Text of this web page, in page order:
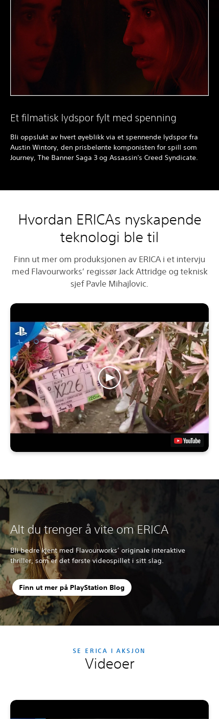
Et filmatisk lydspor fylt med spenning
Bli oppslukt av hvert øyeblikk via et spennende lydspor fra
Austin Wintory, den prisbelønte komponisten for spill som
Journey, The Banner Saga 3 og Assassin's Creed Syndicate.
Hvordan ERICAs nyskapende
teknologi ble til
Finn ut mer om produksjonen av ERICA i et intervju
med Flavourworks’ regissør Jack Attridge og teknisk
sjef Pavle Mihajlovic.
Alt du trenger å vite om ERICA
Bli bedre kjent med Flavourworks’ originale interaktive
thriller, som er det første videospillet i sitt slag.
Finn ut mer på PlayStation Blog
SE ERICA I AKSJON
Videoer